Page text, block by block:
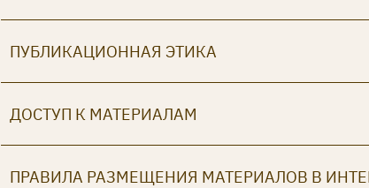
ПУБЛИКАЦИОННАЯ ЭТИКА
ДОСТУП К МАТЕРИАЛАМ
ПРАВИЛА РАЗМЕЩЕНИЯ МАТЕРИАЛОВ В